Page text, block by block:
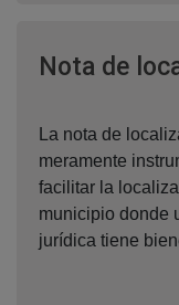
Nota de
La nota de
meramente
facilitar la
municipio donde
jurídica tiene